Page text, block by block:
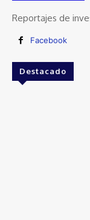
Reportajes de
Facebook
Destacado